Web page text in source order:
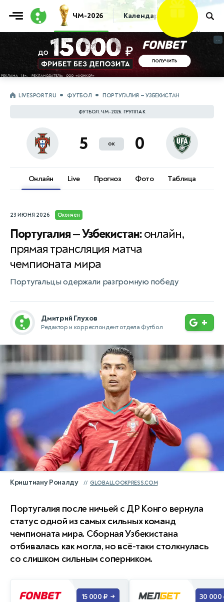
ЧМ-2026 Календарь Таблица
Фрибет
10 000 ₽
...
...
LIVESPORT.RU ФУТБОЛ ПОРТУГАЛИЯ — УЗБЕКИСТАН
ФУТБОЛ. ЧМ-2026. ГРУППА K
5 ок 0
Онлайн Live Прогноз Фото Таблица
23 ИЮНЯ 2026 Окончен
Португалия — Узбекистан:онлайн,
прямая трансляция матча
чемпионата мира
Португальцы одержали разгромную победу
Дмитрий Глухов
Редактор и корреспондент отдела Футбол +
Криштиану Роналду GLOBALLOOKPRESS.COM
Португалия после ничьей с ДР Конго вернула
статус одной из самых сильных команд
чемпионата мира. Сборная Узбекистана
отбивалась как могла, но всё-таки столкнулась
со слишком сильным соперником.
15 000 ₽ → 30 000